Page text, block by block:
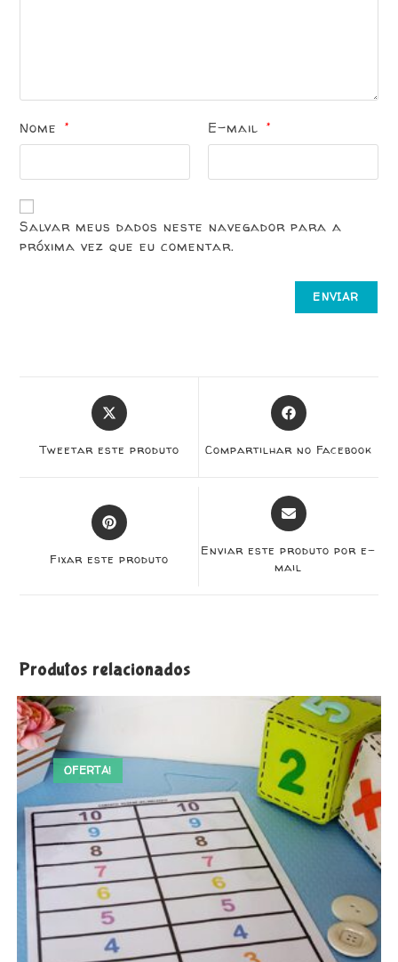
Nome * E-mail *
Salvar meus dados neste navegador para a
próxima vez que eu comentar.
Tweetar este produto Compartilhar no Facebook
Fixar este produto
Enviar este produto por e-
mail
Produtos relacionados
OFERTA!